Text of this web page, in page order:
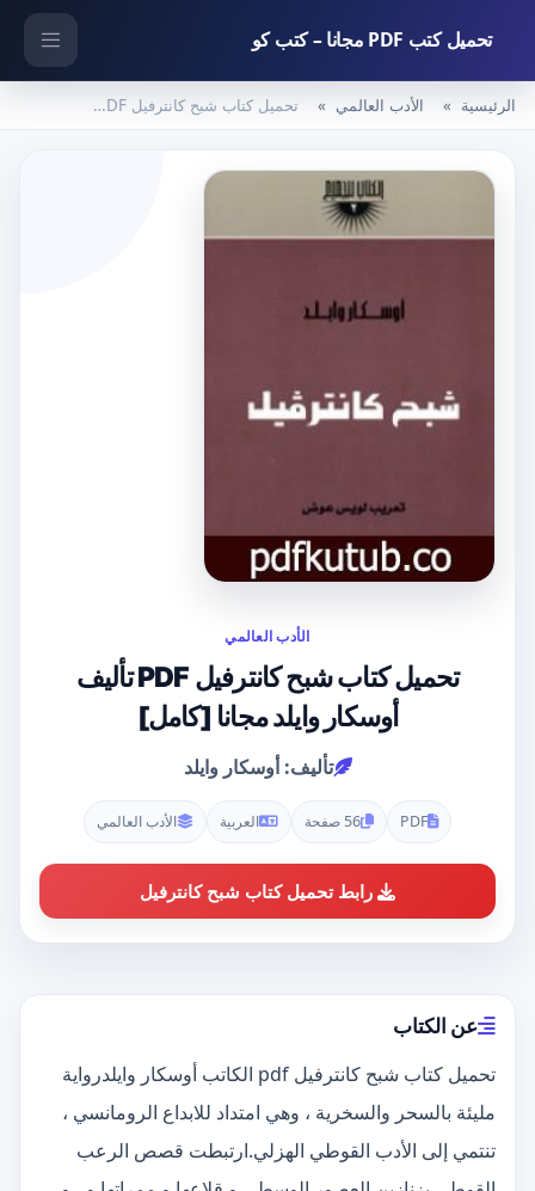
تحميل كتب PDF مجانا – كتب كو
الرئيسية الأدب العالمي تحميل كتاب شبح كانترفيل PDF تأليف أوسكار وايلد مجانا [كامل]
الأدب العالمي
تحميل كتاب شبح كانترفيل PDF تأليف
أوسكار وايلد مجانا [كامل]
تأليف: أوسكار وايلد
PDF 56 صفحة العربية الأدب العالمي
رابط تحميل كتاب شبح كانترفيل
عن الكتاب
تحميل كتاب شبح كانترفيل pdf الكاتب أوسكار وايلدرواية
مليئة بالسحر والسخرية ، وهي امتداد للابداع الرومانسي ،
تنتمي إلى الأدب القوطي الهزلي.ارتبطت قصص الرعب